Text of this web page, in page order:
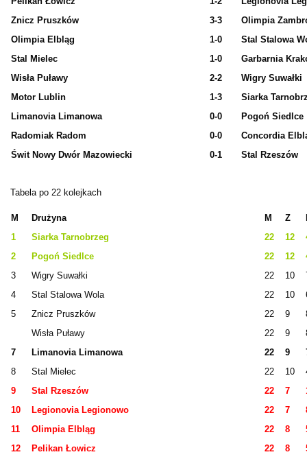
Znicz Pruszków
3-3
Olimpia
Olimpia Elbląg
1-0
Stal Stalowa
Stal Mielec
1-0
Garbarnia
Wisła Puławy
2-2
Wigry Suwałki
Motor Lublin
1-3
Siarka
Limanovia Limanowa
0-0
Pogoń Siedlce
Radomiak Radom
0-0
Concordia
Świt Nowy Dwór Mazowiecki
0-1 Stal Rzeszów
Tabela po 22 kolejkach
M Drużyna M Z
1
Siarka Tarnobrzeg 22 12
2
Pogoń Siedlce 22 12
3
Wigry Suwałki 22 10
4
Stal Stalowa Wola 22 10
5
Znicz Pruszków 22 9
Wisła Puławy
22 9
7
Limanovia Limanowa 22 9
8
Stal Mielec 22 10
9
Stal Rzeszów 22 7
10
Legionovia Legionowo 22 7
11
Olimpia Elbląg 22 8
12
Pelikan Łowicz 22 8